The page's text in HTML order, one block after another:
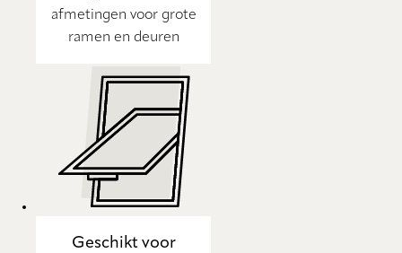
afmetingen voor grote
ramen en deuren
Geschikt voor